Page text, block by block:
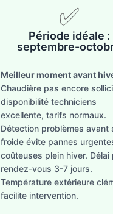
✅
Période idéale :
septembre-
Meilleur moment avant
Chaudière pas encore
disponibilité techniciens
excellente, tarifs normaux.
Détection problèmes avant
froide évite pannes
coûteuses plein hiver. Délai
rendez-vous 3-7 jours.
Température extérieure
facilite intervention.